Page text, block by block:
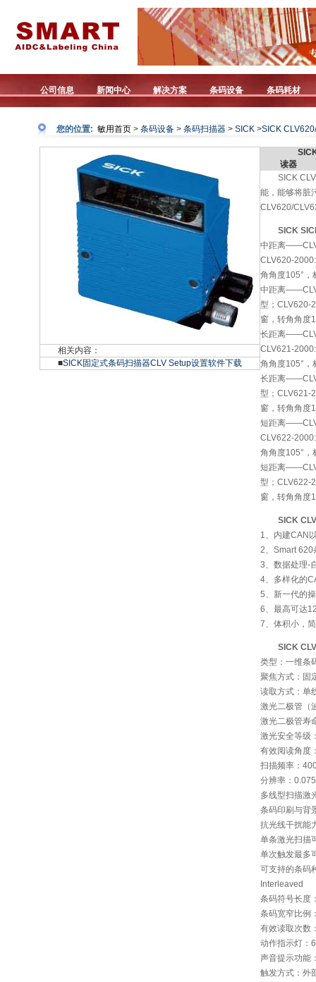
公司信息 新闻中心 解决方案 条码设备 条码耗材
您的位置: 敏用首页 > 条码设备 > 条码扫描器 > SICK >SICK
相关内容：
■SICK固定式条码扫描器CLV Setup设置软件下载
读器
SICK
能，能够将脏
CLV620/
SICK
中距离
CLV620-
角角度105°，
中距离
型；CLV620-
窗，转角角度
长距离
CLV621-
角角度105°，
长距离
型；CLV621-
窗，转角角度
短距离
CLV622-
角角度105°，
短距离
型；CLV622-
窗，转角角度
SICK
1、内建CAN
2、Smart 620
3、数据处理-
4、多样化的
5、新一代的
6、最高可达
7、体积小，
SICK
类型：一维条
聚焦方式：固
读取方式：
激光二极管（
激光二极管寿
激光安全等级
有效阅读角度
扫描频率：
分辨率：
多线型扫描激
条码印刷与背
抗光线干扰能
单条激光扫描
单次触发最多
可支持的条码
Interleaved
条码符号长度
条码宽窄比例
有效读取次数
动作指示灯：
声音提示功能
触发方式：外